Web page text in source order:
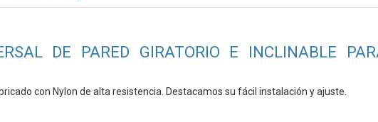
DE PARED GIRATORIO E INCLINABLE
con Nylon de alta resistencia. Destacamos su fácil instalación y ajuste.